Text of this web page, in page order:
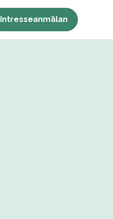
Intresseanmälan